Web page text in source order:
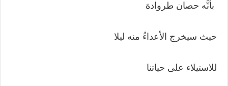
بأنَّه حصان طروادة
حيث سيخرج الأعداءُ منه ليلا
للاستيلاء على حياتنا